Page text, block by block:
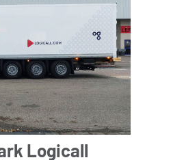
Logicall